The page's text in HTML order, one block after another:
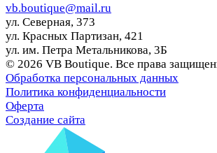
vb.boutique@mail.ru
ул. Северная, 373
ул. Красных Партизан, 421
ул. им. Петра Метальникова, 3Б
© 2026 VB Boutique. Все права
Обработка персональных данных
Политика конфиденциальности
Оферта
Создание сайта